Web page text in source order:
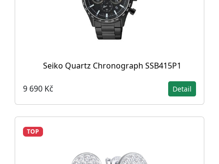
Seiko Quartz Chronograph SSB415P1
9 690 Kč Detail
TOP